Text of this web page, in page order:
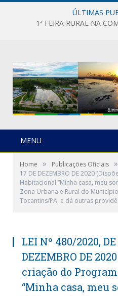
ÚLTIMAS
1ª FEIRA RURAL NA
MENU
Home » Publicações Oficiais »
17 DE DEZEMBRO DE 2020
Habitacional “Minha casa, meu
Zona Urbana e Rural do
Tocantins/PA, e dá outras
LEI Nº 480/2020, DE
DEZEMBRO DE
criação do
“Minha casa, meu